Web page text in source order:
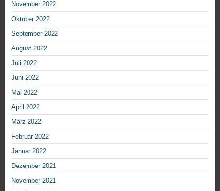
November 2022
Oktober 2022
September 2022
August 2022
Juli 2022
Juni 2022
Mai 2022
April 2022
März 2022
Februar 2022
Januar 2022
Dezember 2021
November 2021